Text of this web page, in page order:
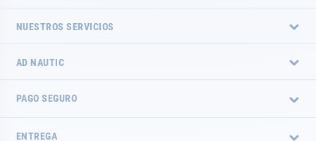
NUESTROS SERVICIOS
AD NAUTIC
PAGO SEGURO
ENTREGA